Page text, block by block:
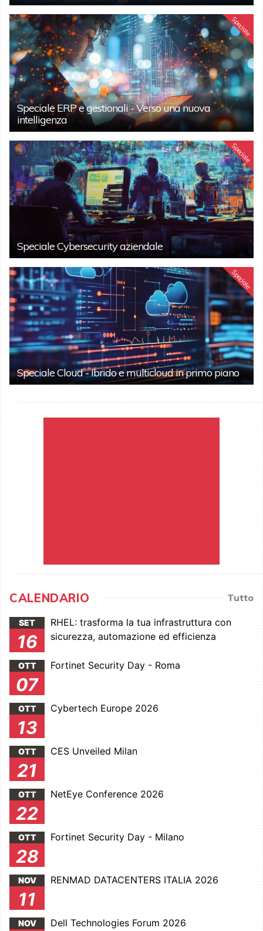
Speciale
Speciale ERP e gestionali - Verso una nuova
intelligenza
Speciale
Speciale Cybersecurity aziendale
Speciale
Speciale Cloud - Ibrido e multicloud in primo piano
CALENDARIO Tutto
SET
16
RHEL: trasforma la tua infrastruttura con
sicurezza, automazione ed efficienza
OTT
07
Fortinet Security Day - Roma
OTT
13
Cybertech Europe 2026
OTT
21
CES Unveiled Milan
OTT
22
NetEye Conference 2026
OTT
28
Fortinet Security Day - Milano
NOV
11
RENMAD DATACENTERS ITALIA 2026
NOV Dell Technologies Forum 2026